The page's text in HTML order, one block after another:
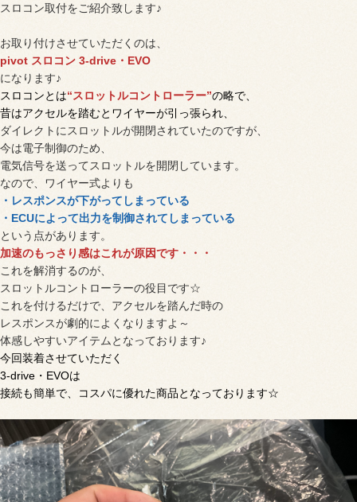
スロコン取付をご紹介致します♪
お取り付けさせていただくのは、
pivot スロコン 3-drive・EVO
になります♪
スロコンとは“スロットルコントローラー”の略で、
昔はアクセルを踏むとワイヤーが引っ張られ、
ダイレクトにスロットルが開閉されていたのですが、
今は電子制御のため、
電気信号を送ってスロットルを開閉しています。
なので、ワイヤー式よりも
・レスポンスが下がってしまっている
・ECUによって出力を制御されてしまっている
という点があります。
加速のもっさり感はこれが原因です・・・
これを解消するのが、
スロットルコントローラーの役目です☆
これを付けるだけで、アクセルを踏んだ時の
レスポンスが劇的によくなりますよ～
体感しやすいアイテムとなっております♪
今回装着させていただく
3-drive・EVOは
接続も簡単で、コスパに優れた商品となっております☆